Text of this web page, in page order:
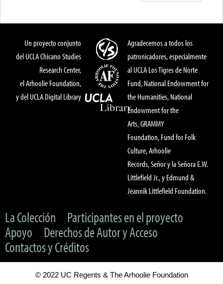
Un proyecto conjunto
del UCLA Chicano Studies
Research Center,
el Arhoolie Foundation,
y del UCLA Digital Library
Agradecemos a todos los
patronicadores, especialmente
al UCLA Los Tigres de Norte
Fund, National Endowment for
the Humanities, National
Endowment for the
Arts, GRAMMY
Foundation, Fund for Folk
Culture, Arhoolie
Records, Señor y la Señora E.W.
Littlefield Jr., y Edmund &
Jeannik Littlefield Foundation.
La Colección
Participantes en el proyecto
Apoyo
Derechos de Autor y Acceso
Contactos y Créditos
© 2022 UC Regents & The Arhoolie Foundation